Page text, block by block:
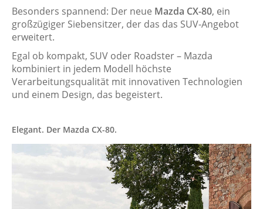
Besonders spannend: Der neue Mazda CX-80, ein
großzügiger Siebensitzer, der das das SUV-Angebot
erweitert.
Egal ob kompakt, SUV oder Roadster – Mazda
kombiniert in jedem Modell höchste
Verarbeitungsqualität mit innovativen Technologien
und einem Design, das begeistert.
Elegant. Der Mazda CX-80.